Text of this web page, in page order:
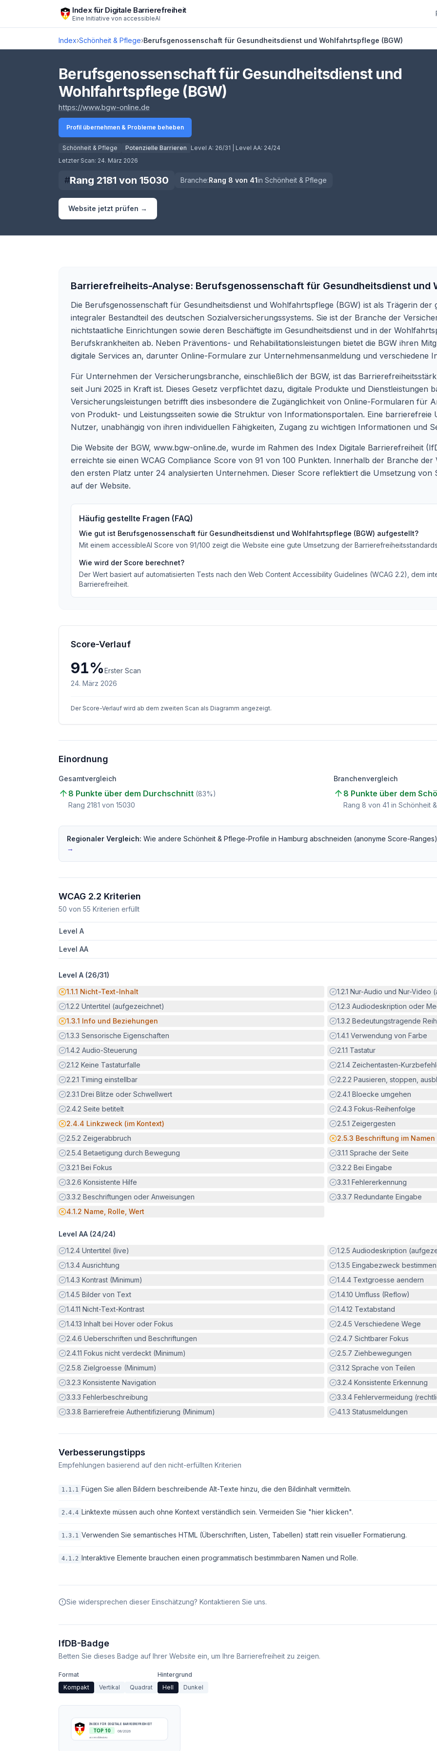
Zum Hauptinhalt springenIndex für Digitale Barrierefreiheit
Eine Initiative von accessibleAI
Index›Schönheit & Pflege›Berufsgenossenschaft für Gesundheitsdienst und Wohlfahrtspflege (BGW)
Score lädt
Berufsgenossenschaft für Gesundheitsdienst und
Wohlfahrtspflege (BGW)
https://www.bgw-online.de
Profil übernehmen & Probleme beheben
Schönheit & Pflege Potenzielle Barrieren Level A: 26/31 | Level AA: 24/24
Letzter Scan: 24. März 2026
#Rang 2181 von 15030 Branche:Rang 8 von 41in Schönheit & Pflege
Website jetzt prüfen →
Barrierefreiheits-Analyse: Berufsgenossenschaft für Gesundheitsdienst und
Die Berufsgenossenschaft für Gesundheitsdienst und Wohlfahrtspflege (BGW) ist als Trägerin
integraler Bestandteil des deutschen Sozialversicherungssystems. Sie ist der Branche der
nichtstaatliche Einrichtungen sowie deren Beschäftigte im Gesundheitsdienst und in der
Berufskrankheiten ab. Neben Präventions- und Rehabilitationsleistungen bietet die BGW ihren
digitale Services an, darunter Online-Formulare zur Unternehmensanmeldung und verschiedene
Für Unternehmen der Versicherungsbranche, einschließlich der BGW, ist das
seit Juni 2025 in Kraft ist. Dieses Gesetz verpflichtet dazu, digitale Produkte und Dienstleistungen
Versicherungsleistungen betrifft dies insbesondere die Zugänglichkeit von Online-Formularen für
von Produkt- und Leistungsseiten sowie die Struktur von Informationsportalen. Eine barrierefreie
Nutzer, unabhängig von ihren individuellen Fähigkeiten, Zugang zu wichtigen Informationen und
Die Website der BGW, www.bgw-online.de, wurde im Rahmen des Index Digitale Barrierefreiheit
erreichte sie einen WCAG Compliance Score von 91 von 100 Punkten. Innerhalb der Branche der
den ersten Platz unter 24 analysierten Unternehmen. Dieser Score reflektiert die Umsetzung von
auf der Website.
Häufig gestellte Fragen (FAQ)
Wie gut ist Berufsgenossenschaft für Gesundheitsdienst und Wohlfahrtspflege (BGW) aufgestellt?
Mit einem accessibleAI Score von 91/100 zeigt die Website eine gute Umsetzung der Barrierefreiheitsstandards
Wie wird der Score berechnet?
Der Wert basiert auf automatisierten Tests nach den Web Content Accessibility Guidelines (WCAG 2.2), dem
Barrierefreiheit.
Score-Verlauf
91%Erster Scan
24. März 2026
Der Score-Verlauf wird ab dem zweiten Scan als Diagramm angezeigt.
Einordnung
Gesamtvergleich
8 Punkte über dem Durchschnitt (83%)
Rang 2181 von 15030
Branchenvergleich
8 Punkte über dem
Rang 8 von 41 in Schönheit
Regionaler Vergleich: Wie andere Schönheit & Pflege-Profile in Hamburg abschneiden (anonyme Score-
→
WCAG 2.2 Kriterien
50 von 55 Kriterien erfüllt
Level A
Level AA
Level A (26/31)
Potenzielle Barriere:
1.1.1 Nicht-Text-Inhalt Erfüllt:
1.2.1 Nur-Audio und Nur-Video
Erfüllt:
1.2.2 Untertitel (aufgezeichnet) Erfüllt:
1.2.3 Audiodeskription oder
Potenzielle Barriere:
1.3.1 Info und Beziehungen Erfüllt:
1.3.2 Bedeutungstragende
Erfüllt:
1.3.3 Sensorische Eigenschaften Erfüllt:
1.4.1 Verwendung von Farbe
Erfüllt:
1.4.2 Audio-Steuerung Erfüllt:
2.1.1 Tastatur
Erfüllt:
2.1.2 Keine Tastaturfalle Erfüllt:
2.1.4 Zeichentasten-
Erfüllt:
2.2.1 Timing einstellbar Erfüllt:
2.2.2 Pausieren, stoppen,
Erfüllt:
2.3.1 Drei Blitze oder Schwellwert Erfüllt:
2.4.1 Bloecke umgehen
Erfüllt:
2.4.2 Seite betitelt Erfüllt:
2.4.3 Fokus-Reihenfolge
Potenzielle Barriere:
2.4.4 Linkzweck (im Kontext) Erfüllt:
2.5.1 Zeigergesten
Erfüllt:
2.5.2 Zeigerabbruch Potenzielle Barriere:
2.5.3 Beschriftung im Namen
Erfüllt:
2.5.4 Betaetigung durch Bewegung Erfüllt:
3.1.1 Sprache der Seite
Erfüllt:
3.2.1 Bei Fokus Erfüllt:
3.2.2 Bei Eingabe
Erfüllt:
3.2.6 Konsistente Hilfe Erfüllt:
3.3.1 Fehlererkennung
Erfüllt:
3.3.2 Beschriftungen oder Anweisungen Erfüllt:
3.3.7 Redundante Eingabe
Potenzielle Barriere:
4.1.2 Name, Rolle, Wert
Level AA (24/24)
Erfüllt:
1.2.4 Untertitel (live) Erfüllt:
1.2.5 Audiodeskription
Erfüllt:
1.3.4 Ausrichtung Erfüllt:
1.3.5 Eingabezweck bestimmen
Erfüllt:
1.4.3 Kontrast (Minimum) Erfüllt:
1.4.4 Textgroesse aendern
Erfüllt:
1.4.5 Bilder von Text Erfüllt:
1.4.10 Umfluss (Reflow)
Erfüllt:
1.4.11 Nicht-Text-Kontrast Erfüllt:
1.4.12 Textabstand
Erfüllt:
1.4.13 Inhalt bei Hover oder Fokus Erfüllt:
2.4.5 Verschiedene Wege
Erfüllt:
2.4.6 Ueberschriften und Beschriftungen Erfüllt:
2.4.7 Sichtbarer Fokus
Erfüllt:
2.4.11 Fokus nicht verdeckt (Minimum) Erfüllt:
2.5.7 Ziehbewegungen
Erfüllt:
2.5.8 Zielgroesse (Minimum) Erfüllt:
3.1.2 Sprache von Teilen
Erfüllt:
3.2.3 Konsistente Navigation Erfüllt:
3.2.4 Konsistente Erkennung
Erfüllt:
3.3.3 Fehlerbeschreibung Erfüllt:
3.3.4 Fehlervermeidung
Erfüllt:
3.3.8 Barrierefreie Authentifizierung (Minimum) Erfüllt:
4.1.3 Statusmeldungen
Verbesserungstipps
Empfehlungen basierend auf den nicht-erfüllten Kriterien
1.1.1 Fügen Sie allen Bildern beschreibende Alt-Texte hinzu, die den Bildinhalt vermitteln.
2.4.4 Linktexte müssen auch ohne Kontext verständlich sein. Vermeiden Sie "hier klicken".
1.3.1 Verwenden Sie semantisches HTML (Überschriften, Listen, Tabellen) statt rein visueller Formatierung.
4.1.2 Interaktive Elemente brauchen einen programmatisch bestimmbaren Namen und Rolle.
Sie widersprechen dieser Einschätzung? Kontaktieren Sie uns.
IfDB-Badge
Betten Sie dieses Badge auf Ihrer Website ein, um Ihre Barrierefreiheit zu zeigen.
Format
Kompakt
Vertikal Quadrat
Hintergrund
Hell
Dunkel
INDEX FÜR DIGITALE BARRIEREFREIHEIT
TOP 10 08/2026
accessibleai.eu